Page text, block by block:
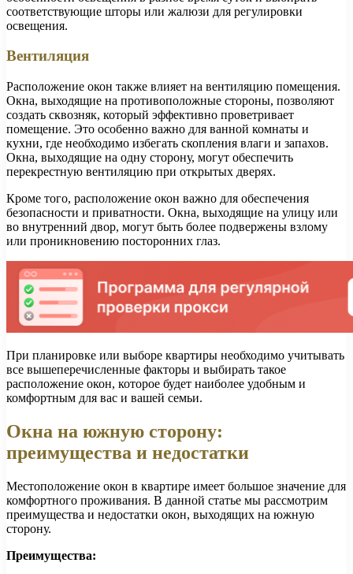
соответствующие шторы или жалюзи для регулировки
освещения.
Вентиляция
Расположение окон также влияет на вентиляцию помещения.
Окна, выходящие на противоположные стороны, позволяют
создать сквозняк, который эффективно проветривает
помещение. Это особенно важно для ванной комнаты и
кухни, где необходимо избегать скопления влаги и запахов.
Окна, выходящие на одну сторону, могут обеспечить
перекрестную вентиляцию при открытых дверях.
Кроме того, расположение окон важно для обеспечения
безопасности и приватности. Окна, выходящие на улицу или
во внутренний двор, могут быть более подвержены взлому
или проникновению посторонних глаз.
При планировке или выборе квартиры необходимо учитывать
все вышеперечисленные факторы и выбирать такое
расположение окон, которое будет наиболее удобным и
комфортным для вас и вашей семьи.
Окна на южную сторону:
преимущества и недостатки
Местоположение окон в квартире имеет большое значение для
комфортного проживания. В данной статье мы рассмотрим
преимущества и недостатки окон, выходящих на южную
сторону.
Преимущества: